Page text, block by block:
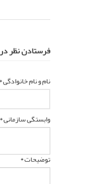
فرستادن نظر
نام و نام خانوادگی *
وابستگی سازمانی *
توضیحات *